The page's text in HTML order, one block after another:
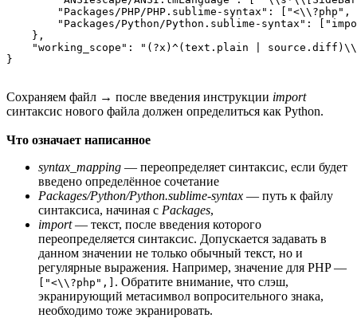
"Packages/PHP/PHP.sublime-syntax": ["<\\?php",
"Packages/Python/Python.sublime-syntax":
    },
"working_scope": "(?x)^(text.plain |
}
Сохраняем файл → после введения инструкции import
синтаксис нового файла должен определиться как Python.
Что означает написанное
syntax_mapping — переопределяет синтаксис, если будет
введено определённое сочетание
Packages/Python/Python.sublime-syntax — путь к файлу
синтаксиса, начиная с Packages,
import— текст, после введения которого
переопределяется синтаксис. Допускается задавать в
данном значении не только обычный текст, но и
регулярные выражения. Например, значение для PHP —
["<\\?php",] . Обратите внимание, что слэш,
экранирующий метасимвол вопросительного знака,
необходимо тоже экранировать.